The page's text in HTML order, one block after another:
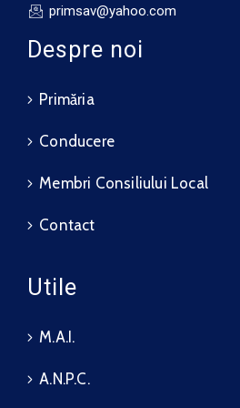
primsav@yahoo.com
Despre noi
Primăria
Conducere
Membri Consiliului Local
Contact
Utile
M.A.I.
A.N.P.C.